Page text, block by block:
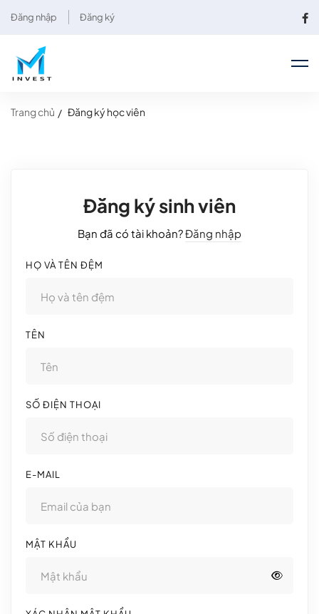
Đăng nhập Đăng ký
Trang chủ Đăng ký học viên
Đăng ký sinh viên
Bạn đã có tài khoản?Đăng nhập
HỌ VÀ TÊN ĐỆM
TÊN
SỐ ĐIỆN THOẠI
E-MAIL
MẬT KHẨU